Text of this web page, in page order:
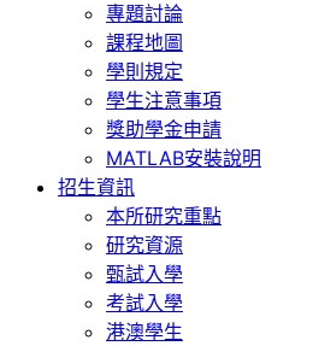
專題討論
課程地圖
學則規定
學生注意事項
獎助學金申請
MATLAB安裝說明
招生資訊
本所研究重點
研究資源
甄試入學
考試入學
港澳學生